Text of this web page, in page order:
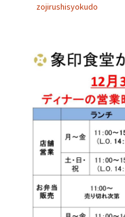
zojirushisyokudo